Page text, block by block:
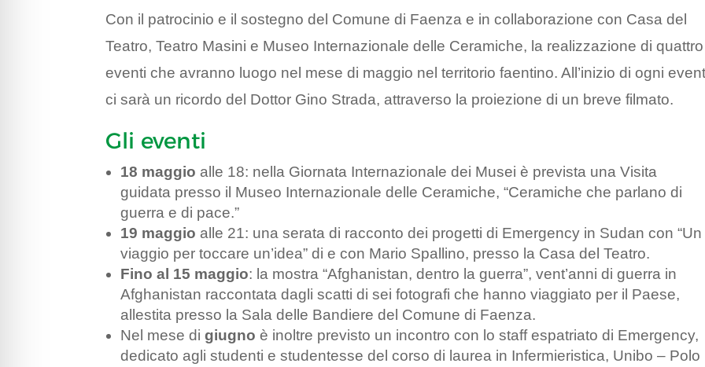
Con il patrocinio e il sostegno del Comune di Faenza e in collaborazione con Casa del
Teatro, Teatro Masini e Museo Internazionale delle Ceramiche, la realizzazione di quattro
eventi che avranno luogo nel mese di maggio nel territorio faentino. All’inizio di ogni
ci sarà un ricordo del Dottor Gino Strada, attraverso la proiezione di un breve filmato.
Gli eventi
18 maggio alle 18: nella Giornata Internazionale dei Musei è prevista una Visita
guidata presso il Museo Internazionale delle Ceramiche, “Ceramiche che parlano di
guerra e di pace.”
19 maggio alle 21: una serata di racconto dei progetti di Emergency in Sudan con “Un
viaggio per toccare un’idea” di e con Mario Spallino, presso la Casa del Teatro.
Fino al 15 maggio: la mostra “Afghanistan, dentro la guerra”, vent’anni di guerra in
Afghanistan raccontata dagli scatti di sei fotografi che hanno viaggiato per il Paese,
allestita presso la Sala delle Bandiere del Comune di Faenza.
Nel mese digiugno è inoltre previsto un incontro con lo staff espatriato di Emergency,
dedicato agli studenti e studentesse del corso di laurea in Infermieristica, Unibo – Polo